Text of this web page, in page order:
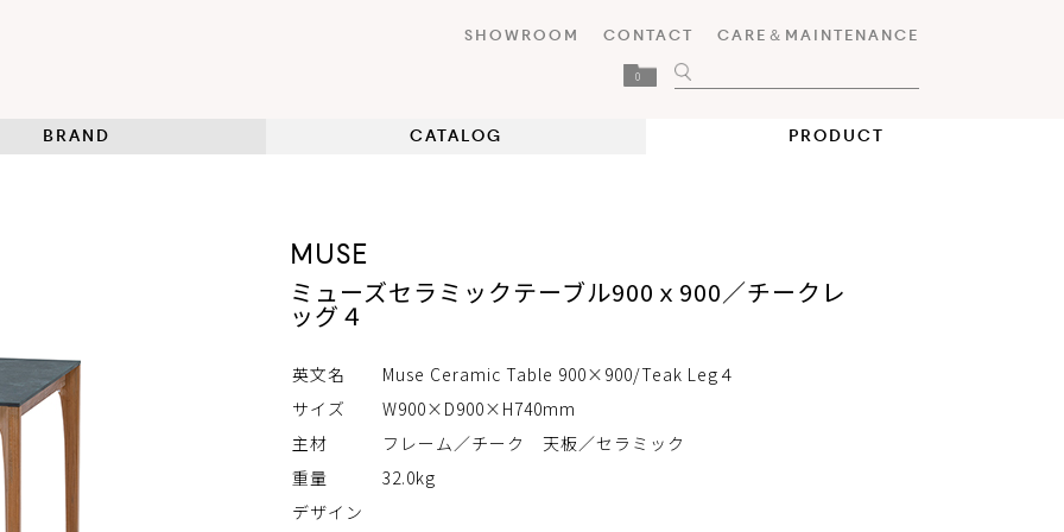
SHOWROOM CONTACT CARE＆MAINTENANCE
0
BRAND CATALOG PRODUCT
MUSE
ミューズセラミックテーブル900ｘ900／チークレ
ッグ４
英文名
Muse Ceramic Table 900×900/Teak Leg４
サイズ
W900×D900×H740mm
主材
フレーム／チーク 天板／セラミック
重量
32.0kg
デザイン